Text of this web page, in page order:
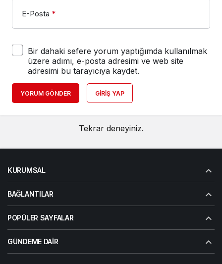
E-Posta *
Bir dahaki sefere yorum yaptığımda kullanılmak
üzere adımı, e-posta adresimi ve web site
adresimi bu tarayıcıya kaydet.
YORUM GÖNDER GIRIŞ YAP
Tekrar deneyiniz.
KURUMSAL
BAĞLANTILAR
POPÜLER SAYFALAR
GÜNDEME DAIR